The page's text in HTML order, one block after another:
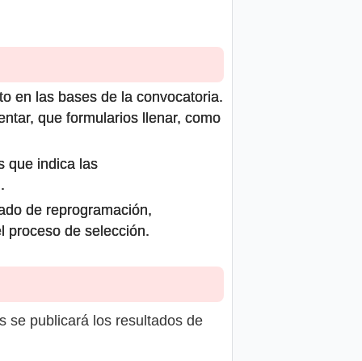
en las bases de la convocatoria.
que formularios llenar, como
que indica las
de reprogramación,
proceso de selección.
se publicará los resultados de